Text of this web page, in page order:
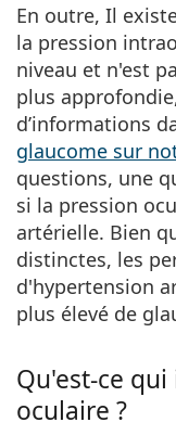
En outre, Il
la pression
niveau et n'est
plus
d’informations
glaucome sur
questions, une
si la pression
artérielle. Bien
distinctes, les
d'hypertension
plus élevé de
Qu'est-ce
oculaire ?